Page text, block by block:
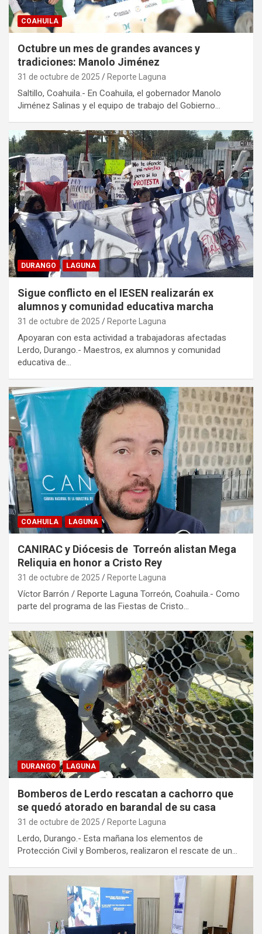
COAHUILA
Octubre un mes de grandes avances y
tradiciones: Manolo Jiménez
31 de octubre de 2025 Reporte Laguna
Saltillo, Coahuila.- En Coahuila, el gobernador Manolo
Jiménez Salinas y el equipo de trabajo del Gobierno…
DURANGO LAGUNA
Sigue conflicto en el IESEN realizarán ex
alumnos y comunidad educativa marcha
31 de octubre de 2025 Reporte Laguna
Apoyaran con esta actividad a trabajadoras afectadas
Lerdo, Durango.- Maestros, ex alumnos y comunidad
educativa de…
COAHUILA LAGUNA
CANIRAC y Diócesis de Torreón alistan Mega
Reliquia en honor a Cristo Rey
31 de octubre de 2025 Reporte Laguna
Víctor Barrón / Reporte Laguna Torreón, Coahuila.- Como
parte del programa de las Fiestas de Cristo…
DURANGO LAGUNA
Bomberos de Lerdo rescatan a cachorro que
se quedó atorado en barandal de su casa
31 de octubre de 2025 Reporte Laguna
Lerdo, Durango.- Esta mañana los elementos de
Protección Civil y Bomberos, realizaron el rescate de un…